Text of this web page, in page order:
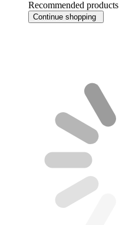
Recommended products
Continue shopping